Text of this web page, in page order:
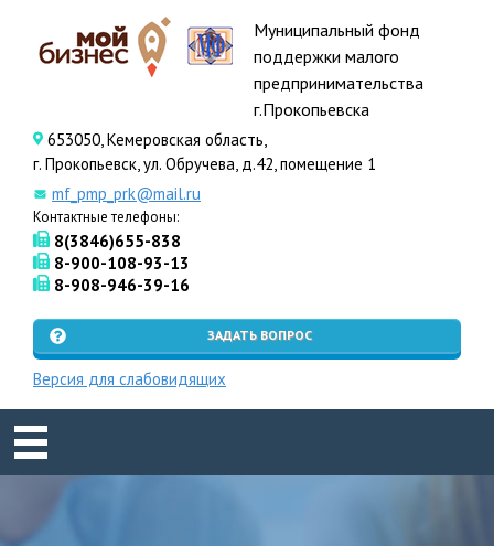
Муниципальный фонд
поддержки малого
предпринимательства
г.Прокопьевска
653050, Кемеровская область,
г. Прокопьевск, ул. Обручева, д.42, помещение 1
mf_pmp_prk@mail.ru
Контактные телефоны:
8(3846)655-838
8-900-108-93-13
8-908-946-39-16
ЗАДАТЬ ВОПРОС
Версия для слабовидящих